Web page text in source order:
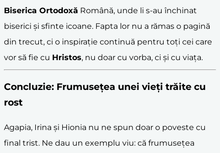
Biserica Ortodoxă Română, unde li s-au închinat
biserici și sfinte icoane. Fapta lor nu a rămas o pagină
din trecut, ci o inspirație continuă pentru toți cei care
vor să fie cu Hristos, nu doar cu vorba, ci și cu viața.
Concluzie: Frumusețea unei vieți trăite cu
rost
Agapia, Irina și Hionia nu ne spun doar o poveste cu
final trist. Ne dau un exemplu viu: că frumusețea